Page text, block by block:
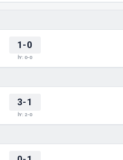
1-0
İY: 0-0
3-1
İY: 2-0